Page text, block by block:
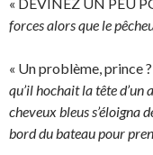
forces alors que le
« Un problème, prince ?
qu’il hochait la tête d’un
cheveux bleus s’éloigna
bord du bateau pour